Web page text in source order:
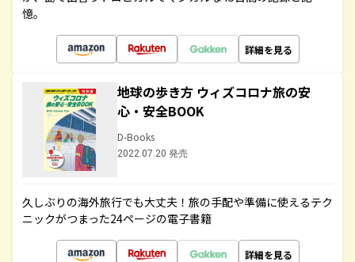
憶。
詳細を見る
地球の歩き方 ウィズコロナ旅の安
心・安全BOOK
D-Books
2022.07.20 発売
久しぶりの海外旅行でも大丈夫！旅の手配や準備に使えるテク
ニックがつまった24ページの電子書籍
詳細を見る